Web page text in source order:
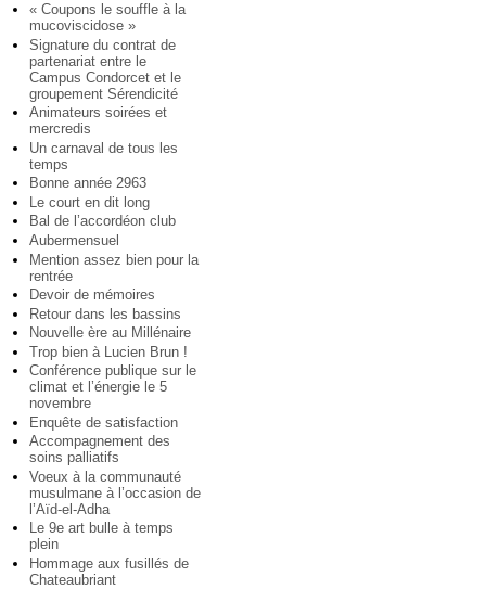
« Coupons le souffle à la
mucoviscidose »
Signature du contrat de
partenariat entre le
Campus Condorcet et le
groupement Sérendicité
Animateurs soirées et
mercredis
Un carnaval de tous les
temps
Bonne année 2963
Le court en dit long
Bal de l’accordéon club
Aubermensuel
Mention assez bien pour la
rentrée
Devoir de mémoires
Retour dans les bassins
Nouvelle ère au Millénaire
Trop bien à Lucien Brun !
Conférence publique sur le
climat et l’énergie le 5
novembre
Enquête de satisfaction
Accompagnement des
soins palliatifs
Voeux à la communauté
musulmane à l’occasion de
l’Aïd-el-Adha
Le 9e art bulle à temps
plein
Hommage aux fusillés de
Chateaubriant